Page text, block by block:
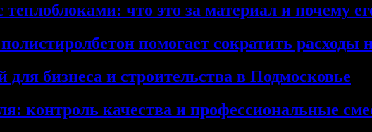
что это за материал и почему
помогает сократить расходы
бизнеса и строительства в Подмосковье
контроль качества и профессиональные